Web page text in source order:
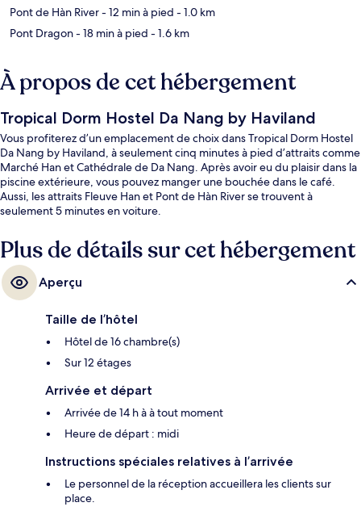
Pont de Hàn River- 12 min à pied - 1.0 km
Pont Dragon- 18 min à pied - 1.6 km
À propos de cet hébergement
Tropical Dorm Hostel Da Nang by Haviland
Vous profiterez d’un emplacement de choix dans Tropical Dorm Hostel
Da Nang by Haviland, à seulement cinq minutes à pied d’attraits comme
Marché Han et Cathédrale de Da Nang. Après avoir eu du plaisir dans la
piscine extérieure, vous pouvez manger une bouchée dans le café.
Aussi, les attraits Fleuve Han et Pont de Hàn River se trouvent à
seulement 5 minutes en voiture.
Plus de détails sur cet hébergement
Aperçu
Taille de l’hôtel
Hôtel de 16 chambre(s)
Sur 12 étages
Arrivée et départ
Arrivée de 14 h à à tout moment
Heure de départ : midi
Instructions spéciales relatives à l’arrivée
Le personnel de la réception accueillera les clients sur
place.